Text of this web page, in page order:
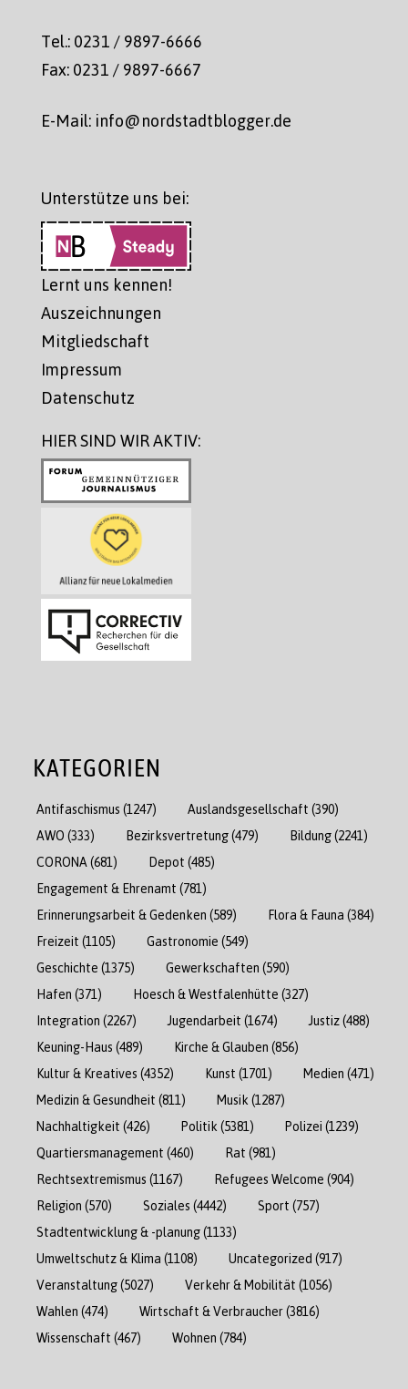
Tel.: 0231 / 9897-6666
Fax: 0231 / 9897-6667
E-Mail: info@nordstadtblogger.de
Unterstütze uns bei:
Lernt uns kennen!
Auszeichnungen
Mitgliedschaft
Impressum
Datenschutz
HIER SIND WIR AKTIV:
KATEGORIEN
Antifaschismus (1247) Auslandsgesellschaft (390)
AWO (333) Bezirksvertretung(479) Bildung(2241)
CORONA (681) Depot (485)
Engagement & Ehrenamt (781)
Erinnerungsarbeit & Gedenken (589) Flora & Fauna (384)
Freizeit (1105) Gastronomie (549)
Geschichte (1375) Gewerkschaften (590)
Hafen (371) Hoesch & Westfalenhütte (327)
Integration (2267) Jugendarbeit (1674) Justiz(488)
Keuning-Haus (489) Kirche & Glauben (856)
Kultur & Kreatives (4352) Kunst (1701) Medien (471)
Medizin & Gesundheit (811) Musik (1287)
Nachhaltigkeit (426) Politik (5381) Polizei (1239)
Quartiersmanagement (460) Rat (981)
Rechtsextremismus (1167) Refugees Welcome (904)
Religion (570) Soziales (4442) Sport (757)
Stadtentwicklung & -planung(1133)
Umweltschutz & Klima (1108) Uncategorized (917)
Veranstaltung(5027) Verkehr & Mobilität (1056)
Wahlen (474) Wirtschaft & Verbraucher(3816)
Wissenschaft (467) Wohnen (784)